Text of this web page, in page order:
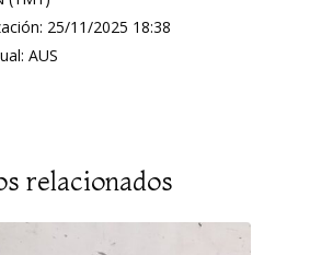
25/11/2025 18:38
AUS
relacionados